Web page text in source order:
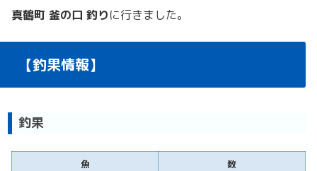
真鶴町 釜の口 釣りに行きました。
【釣果情報】
釣果
魚
数